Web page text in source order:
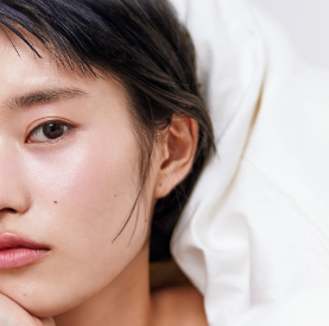
数量限定
入で1,000円OFF ／
Fri 23:59まで